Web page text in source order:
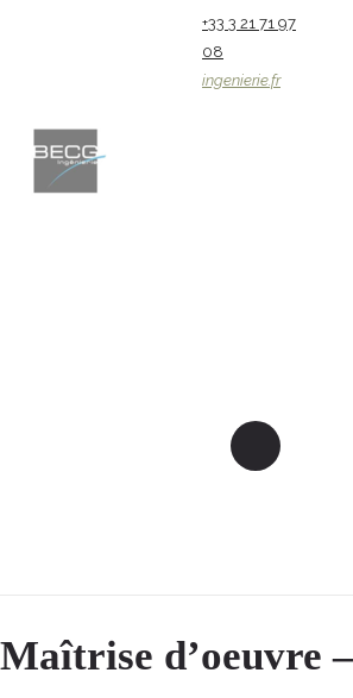
+33 3 21 71 97
08
ingenierie.fr
Maîtrise d’oeuvre